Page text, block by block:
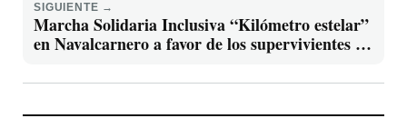
SIGUIENTE →
Marcha Solidaria Inclusiva “Kilómetro estelar”
en Navalcarnero a favor de los supervivientes de